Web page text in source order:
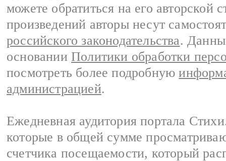
можете обратиться на его авторской
произведений авторы несут
российского законодательства.
основании Политики обработки
посмотреть более подробную
администрацией.
Ежедневная аудитория портала
которые в общей сумме
счетчика посещаемости, который